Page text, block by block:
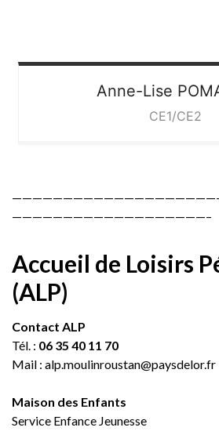
Anne-Lise
CE1/CE2
———————————————————–
Accueil de Loisirs
(ALP)
Contact ALP
Tél. : 06 35 40 11 70
Mail : alp.moulinroustan@paysdelor.fr
Maison des Enfants
Service Enfance Jeunesse